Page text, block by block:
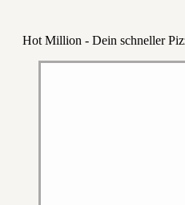
Hot Million - Dein schneller